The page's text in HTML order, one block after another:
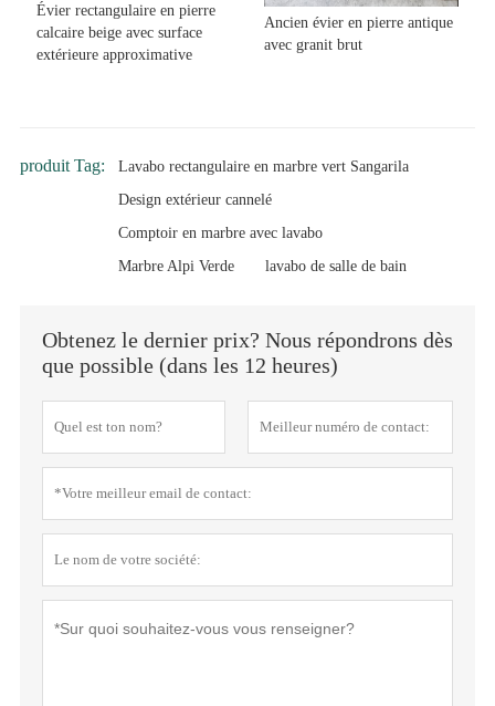
Évier rectangulaire en pierre
calcaire beige avec surface
extérieure approximative
Ancien évier en pierre antique
avec granit brut
produit Tag:
Lavabo rectangulaire en marbre vert Sangarila
Design extérieur cannelé
Comptoir en marbre avec lavabo
Marbre Alpi Verde
lavabo de salle de bain
Obtenez le dernier prix? Nous répondrons dès
que possible (dans les 12 heures)